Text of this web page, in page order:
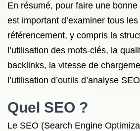
En résumé, pour faire une bonne
est important d’examiner tous
référencement, y compris la
l’utilisation des mots-clés, la
backlinks, la vitesse de
l’utilisation d’outils d’analyse
Quel SEO ?
Le SEO (Search Engine